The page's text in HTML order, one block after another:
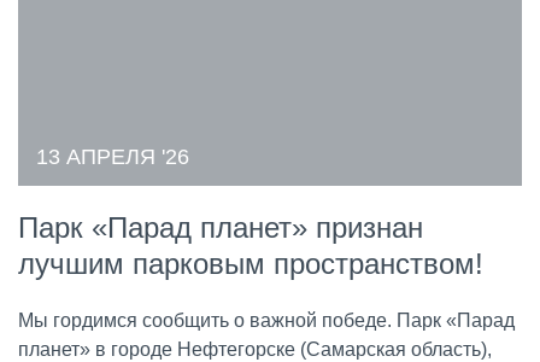
13 АПРЕЛЯ '26
Парк «Парад планет» признан
лучшим парковым пространством!
Мы гордимся сообщить о важной победе. Парк «Парад
планет» в городе Нефтегорске (Самарская область),